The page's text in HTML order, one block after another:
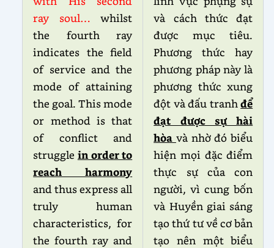
ray soul… whilst
the fourth ray
indicates the field
of service and the
mode of attaining
the goal. This mode
or method is that
of conflict and
struggle in order to
reach harmony
and thus express all
truly human
characteristics, for
the fourth ray and
và cách thức đạt
được mục tiêu.
Phương thức hay
phương pháp này là
phương thức xung
đột và đấu tranhđể
đạt được sự hài
hòa và nhờ đó biểu
hiện mọi đặc điểm
thực sự của con
người, vì cung bốn
và Huyền giai sáng
tạo thứ tư về cơ bản
tạo nên một biểu